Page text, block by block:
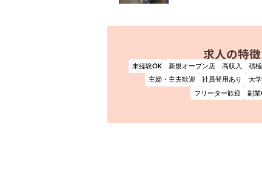
求人の特徴
未経験OK 新規オープン店 高収入 積
主婦・主夫歓迎
社員登用あり 大
フリーター歓迎
副